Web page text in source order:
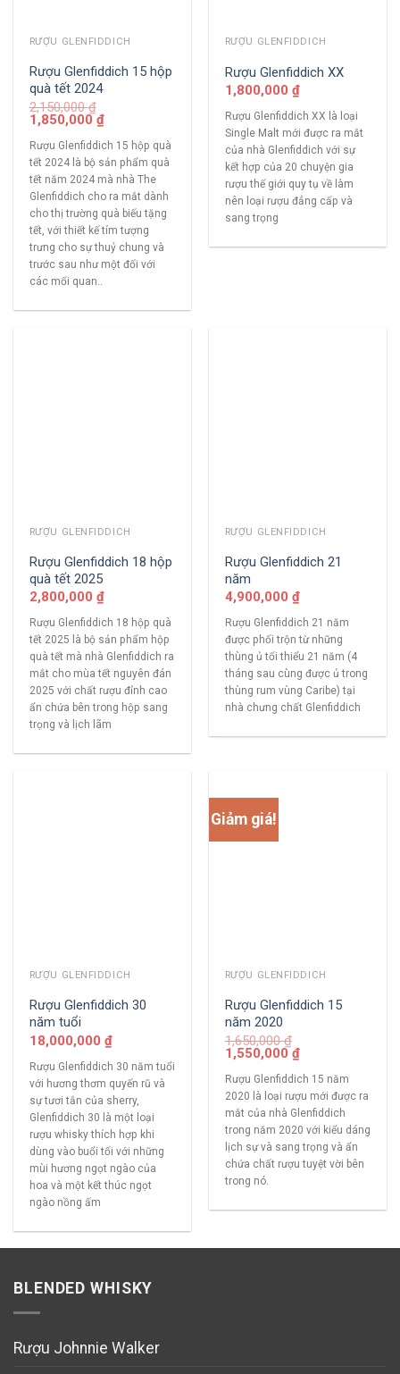
RƯỢU GLENFIDDICH
Rượu Glenfiddich 15 hộp
quà tết 2024
2,150,000₫
1,850,000₫
Rượu Glenfiddich 15 hộp quà
tết 2024 là bộ sản phẩm quà
tết năm 2024 mà nhà The
Glenfiddich cho ra mắt dành
cho thị trường quà biếu tặng
tết, với thiết kế tím tượng
trưng cho sự thuỷ chung và
trước sau như một đối với
các mối quan..
RƯỢU GLENFIDDICH
Rượu Glenfiddich XX
1,800,000 ₫
Rượu Glenfiddich XX là loại
Single Malt mới được ra mắt
của nhà Glenfiddich với sự
kết hợp của 20 chuyện gia
rượu thế giới quy tụ về làm
nên loại rượu đẳng cấp và
sang trọng
RƯỢU GLENFIDDICH
Rượu Glenfiddich 18 hộp
quà tết 2025
2,800,000 ₫
Rượu Glenfiddich 18 hộp quà
tết 2025 là bộ sản phẩm hộp
quà tết mà nhà Glenfiddich ra
mắt cho mùa tết nguyên đán
2025 với chất rượu đỉnh cao
ẩn chứa bên trong hộp sang
trọng và lịch lãm
RƯỢU GLENFIDDICH
Rượu Glenfiddich 21
năm
4,900,000 ₫
Rượu Glenfiddich 21 năm
được phối trộn từ những
thùng ủ tối thiểu 21 năm (4
tháng sau cùng được ủ trong
thùng rum vùng Caribe) tại
nhà chưng chất Glenfiddich
RƯỢU GLENFIDDICH
Rượu Glenfiddich 30
năm tuổi
18,000,000 ₫
Rượu Glenfiddich 30 năm tuổi
với hương thơm quyến rũ và
sự tươi tắn của sherry,
Glenfiddich 30 là một loại
rượu whisky thích hợp khi
dùng vào buổi tối với những
mùi hương ngọt ngào của
hoa và một kết thúc ngọt
ngào nồng ấm
Giảm giá!
RƯỢU GLENFIDDICH
Rượu Glenfiddich 15
năm 2020
1,650,000₫
1,550,000₫
Rượu Glenfiddich 15 năm
2020 là loại rượu mới được ra
mắt của nhà Glenfiddich
trong năm 2020 với kiểu dáng
lịch sự và sang trọng và ẩn
chứa chất rượu tuyệt vời bên
trong nó.
BLENDED WHISKY
Rượu Johnnie Walker